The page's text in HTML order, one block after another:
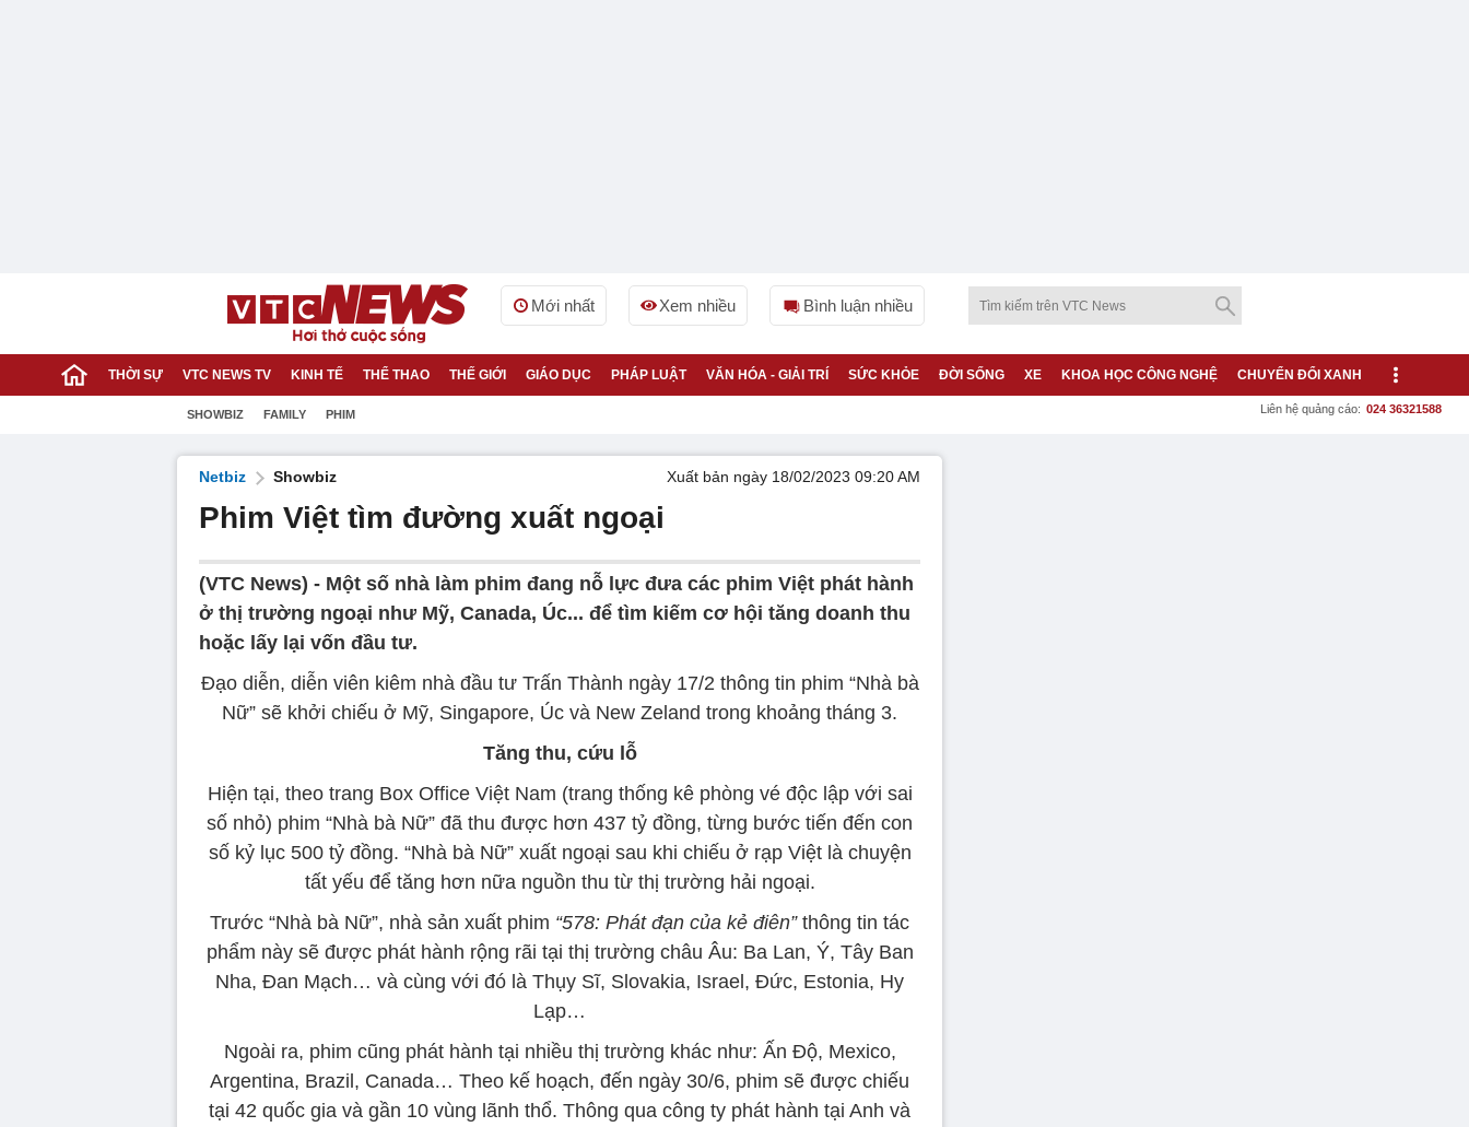
Mới nhất Xem nhiều Bình luận nhiều
THỜI SỰ VTC NEWS TV KINH TẾ THỂ THAO THẾ GIỚI GIÁO DỤC PHÁP LUẬT VĂN HÓA - GIẢI TRÍ SỨC KHỎE ĐỜI SỐNG XE KHOA HỌC CÔNG NGHỆ CHUYỂN ĐỔI XANH
SHOWBIZ FAMILY PHIM Liên hệ quảng cáo: 024 36321588
Netbiz Showbiz Xuất bản ngày 18/02/2023 09:20 AM
Phim Việt tìm đường xuất ngoại
(VTC News) - Một số nhà làm phim đang nỗ lực đưa các phim Việt phát hành
ở thị trường ngoại như Mỹ, Canada, Úc... để tìm kiếm cơ hội tăng doanh thu
hoặc lấy lại vốn đầu tư.
Đạo diễn, diễn viên kiêm nhà đầu tư Trấn Thành ngày 17/2 thông tin phim “Nhà bà
Nữ” sẽ khởi chiếu ở Mỹ, Singapore, Úc và New Zeland trong khoảng tháng 3.
Tăng thu, cứu lỗ
Hiện tại, theo trang Box Office Việt Nam (trang thống kê phòng vé độc lập với sai
số nhỏ) phim “Nhà bà Nữ” đã thu được hơn 437 tỷ đồng, từng bước tiến đến con
số kỷ lục 500 tỷ đồng. “Nhà bà Nữ” xuất ngoại sau khi chiếu ở rạp Việt là chuyện
tất yếu để tăng hơn nữa nguồn thu từ thị trường hải ngoại.
Trước “Nhà bà Nữ”, nhà sản xuất phim “578: Phát đạn của kẻ điên”thông tin tác
phẩm này sẽ được phát hành rộng rãi tại thị trường châu Âu: Ba Lan, Ý, Tây Ban
Nha, Đan Mạch… và cùng với đó là Thụy Sĩ, Slovakia, Israel, Đức, Estonia, Hy
Lạp…
Ngoài ra, phim cũng phát hành tại nhiều thị trường khác như: Ấn Độ, Mexico,
Argentina, Brazil, Canada… Theo kế hoạch, đến ngày 30/6, phim sẽ được chiếu
tại 42 quốc gia và gần 10 vùng lãnh thổ. Thông qua công ty phát hành tại Anh và